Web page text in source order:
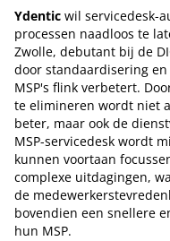
Ydentic wil servicedesk-
processen naadloos te
Zwolle, debutant bij de
door standaardisering
MSP's flink verbetert.
te elimineren wordt niet
beter, maar ook de
MSP-servicedesk wordt
kunnen voortaan
complexe uitdagingen,
de
bovendien een snellere
hun MSP.